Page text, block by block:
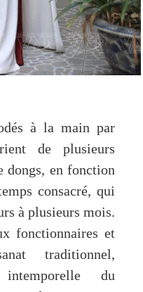
à la main par
de plusieurs
en fonction
consacré, qui
à plusieurs mois.
fonctionnaires et
traditionnel,
du